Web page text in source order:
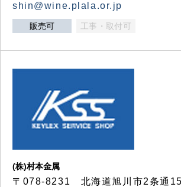
shin@wine.plala.or.jp
販売可 工事・取付可
(株)村本金属
〒078-8231 北海道旭川市2条通